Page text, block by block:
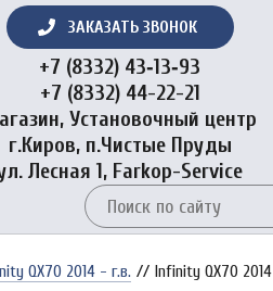
ЗАКАЗАТЬ ЗВОНОК
+7 (8332) 43‑13‑93
+7 (8332) 44-22-21
Установочный центр
г.Киров, п.Чистые Пруды
Лесная 1, Farkop-Service
QX70 2014 - г.в. // Infinity QX70 2014